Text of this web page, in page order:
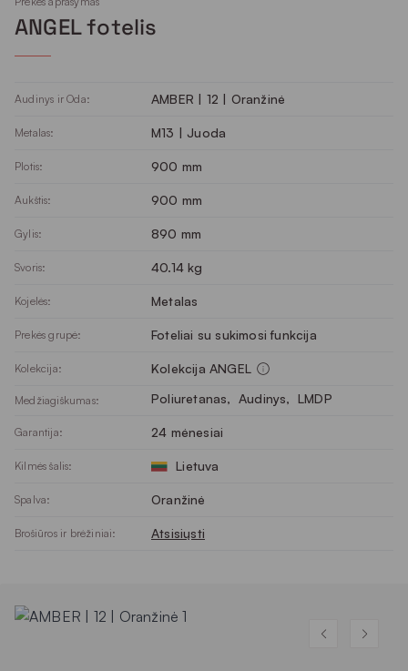
ANGEL fotelis
Audinys ir Oda: AMBER | 12 | Oranžinė
Metalas: M13 | Juoda
Plotis: 900 mm
Aukštis: 900 mm
Gylis: 890 mm
Svoris: 40.14 kg
Kojelės: Metalas
Prekės grupė: Foteliai su sukimosi funkcija
Kolekcija: Kolekcija ANGEL
Medžiagiškumas: Poliuretanas, Audinys, LMDP
Garantija: 24 mėnesiai
Kilmės šalis: Lietuva
Spalva: Oranžinė
Brošiūros ir brėžiniai: Atsisiųsti